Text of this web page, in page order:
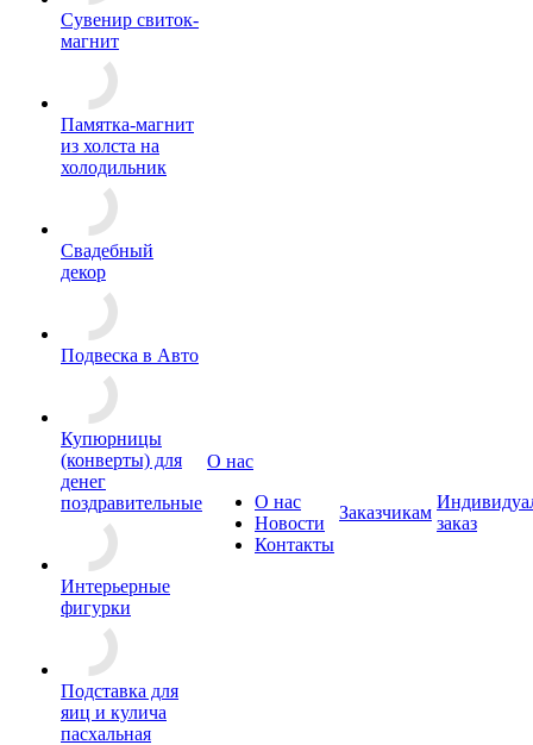
Сувенир свиток-
магнит
Памятка-магнит
из холста на
холодильник
Свадебный
декор
Подвеска в Авто
Купюрницы
(конверты) для
денег
поздравительные
Интерьерные
фигурки
Подставка для
яиц и кулича
пасхальная
О нас
О нас
Новости
Контакты
Заказчикам
заказ